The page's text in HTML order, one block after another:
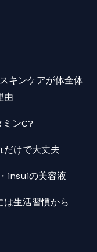
キンケアが体全体
由
ミンC?
だけで大丈夫
insuiの美容液
は生活習慣から